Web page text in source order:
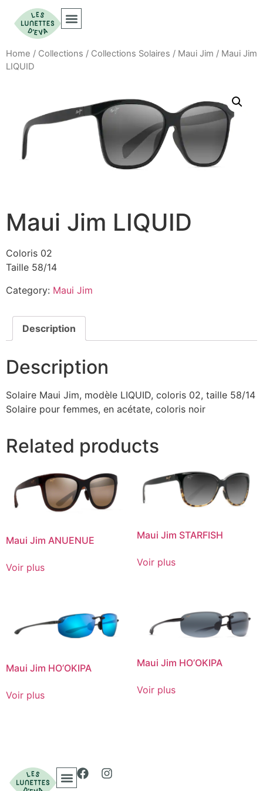
Home / Collections / Collections Solaires / Maui Jim / Maui Jim
LIQUID
Maui Jim LIQUID
Coloris 02
Taille 58/14
Category: Maui Jim
Description
Description
Solaire Maui Jim, modèle LIQUID, coloris 02, taille 58/14
Solaire pour femmes, en acétate, coloris noir
Related products
Maui Jim ANUENUE
Voir plus
Maui Jim STARFISH
Voir plus
Maui Jim HO’OKIPA
Voir plus
Maui Jim HO’OKIPA
Voir plus